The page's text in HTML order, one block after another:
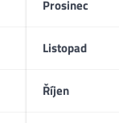
Prosinec
Listopad
Říjen